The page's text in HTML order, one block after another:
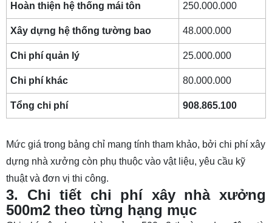
Hoàn thiện hệ thống mái tôn 250.000.000
Xây dựng hệ thống tường bao 48.000.000
Chi phí quản lý 25.000.000
Chi phí khác 80.000.000
Tổng chi phí 908.865.100
Mức giá trong bảng chỉ mang tính tham khảo, bởi chi phí xây
dựng nhà xưởng còn phụ thuộc vào vật liệu, yêu cầu kỹ
thuật và đơn vị thi công.
3. Chi tiết chi phí xây nhà xưởng
500m2 theo từng hạng mục